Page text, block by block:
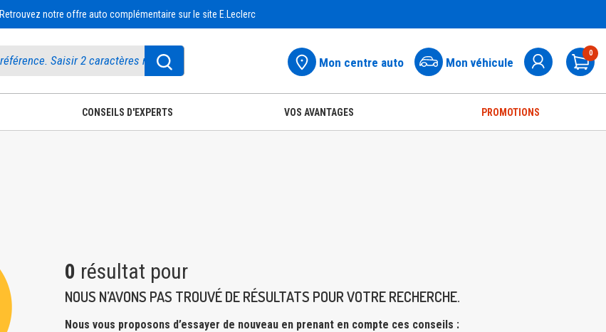
Retrouvez notre offre auto complémentaire sur le site E.Leclerc
Mon centre auto Mon véhicule
0
CONSEILS D'EXPERTS VOS AVANTAGES PROMOTIONS
0 résultat pour
NOUS N’AVONS PAS TROUVÉ DE RÉSULTATS POUR VOTRE RECHERCHE.
Nous vous proposons d’essayer de nouveau en prenant en compte ces conseils :